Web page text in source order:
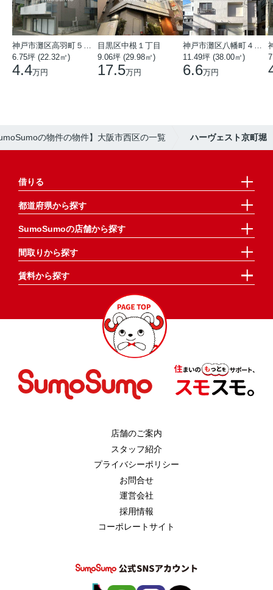
6.75坪 (22.32㎡)
4.4万円
目黒区中根１丁目
9.06坪 (29.98㎡)
17.5万円
11.49坪 (38.00㎡)
6.6万円
の物件の物件】大阪市西区の一覧 ハーヴェスト京町堀
借りる
都道府県から探す
SumoSumoの店舗から探す
間取りから探す
賃料から探す
店舗のご案内
スタッフ紹介
プライバシーポリシー
お問合せ
運営会社
採用情報
コーポレートサイト